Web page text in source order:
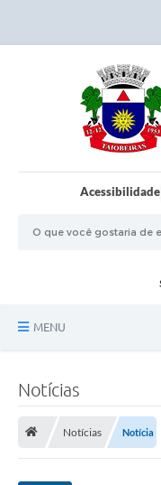
Acessibilidade
MENU
Publicações
Notícias
Notícias Notícia